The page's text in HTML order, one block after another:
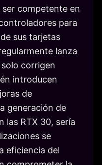
competente en
para
sus tarjetas
lanza
corrigen
introducen
de
generación de
las RTX 30, sería
se
eficiencia del